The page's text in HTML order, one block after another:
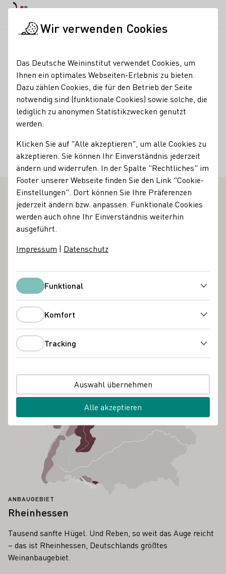
Hofgut Dahlem GbR
Kontakt
67598 Gundersheim Bischheimer Hof 1 Rheinhessen
Deutschland
ANBAUGEBIET
Rheinhessen
Tausend sanfte Hügel. Und Reben, so weit das Auge reicht
– das ist Rheinhessen, Deutschlands größtes
Weinanbaugebiet.
Wir verwenden Cookies
Das Deutsche Weininstitut verwendet Cookies, um
Ihnen ein optimales Webseiten-Erlebnis zu bieten.
Dazu zählen Cookies, die für den Betrieb der Seite
notwendig sind (funktionale Cookies) sowie solche, die
lediglich zu anonymen Statistikzwecken genutzt
werden.
Klicken Sie auf "Alle akzeptieren", um alle Cookies zu
akzeptieren. Sie können Ihr Einverständnis jederzeit
ändern und widerrufen. In der Spalte "Rechtliches" im
Footer unserer Webseite finden Sie den Link "Cookie-
Einstellungen". Dort können Sie Ihre Präferenzen
jederzeit ändern bzw. anpassen. Funktionale Cookies
werden auch ohne Ihr Einverständnis weiterhin
ausgeführt.
Impressum | Datenschutz
FunktionalFunktional
Komfort
Tracking
Auswahl übernehmen
Alle akzeptieren